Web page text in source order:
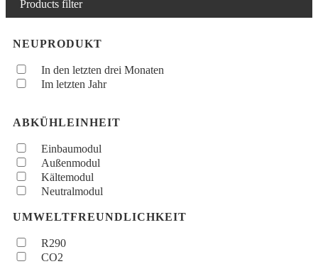
Products filter
NEUPRODUKT
In den letzten drei Monaten
Im letzten Jahr
ABKÜHLEINHEIT
Einbaumodul
Außenmodul
Kältemodul
Neutralmodul
UMWELTFREUNDLICHKEIT
R290
CO2